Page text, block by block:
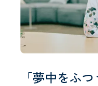
「夢中をふ